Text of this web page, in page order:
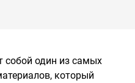
собой один из самых
который